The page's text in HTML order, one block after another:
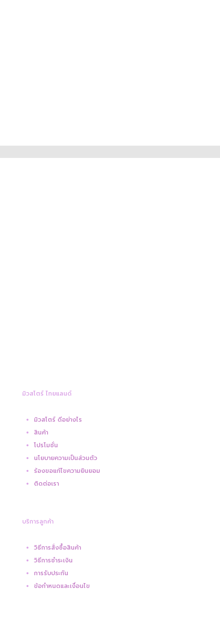
มิวสโตร์ ไทยแลนด์
มิวสโตร์ ดีอย่างไร
สินค้า
โปรโมชั่น
นโยบายความเป็นส่วนตัว
ร้องขอแก้ไขความยินยอม
ติดต่อเรา
บริการลูกค้า
วิธีการสั่งซื้อสินค้า
วิธีการชำระเงิน
การรับประกัน
ข้อกำหนดและเงื่อนไข